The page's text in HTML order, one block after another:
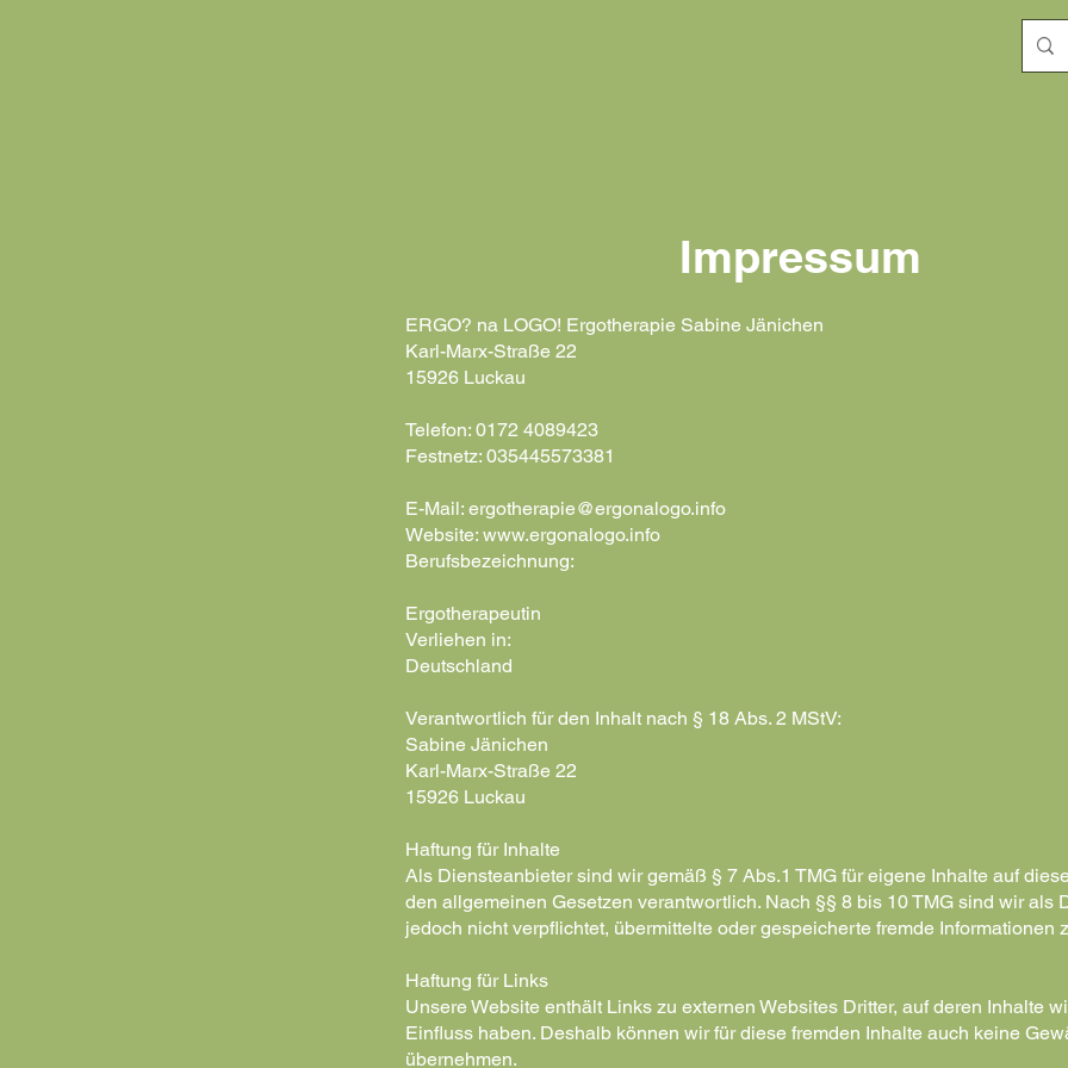
Impressum
ERGO? na LOGO! Ergotherapie Sabine Jänichen
Karl-Marx-Straße 22
15926 Luckau
Telefon: 0172 4089423
Festnetz: 035445573381
E-Mail: ergotherapie@ergonalogo.info
Website: www.ergonalogo.info
Berufsbezeichnung:
Ergotherapeutin
Verliehen in:
Deutschland
Verantwortlich für den Inhalt nach § 18 Abs. 2 MStV:
Sabine Jänichen
Karl-Marx-Straße 22
15926 Luckau
Haftung für Inhalte
Als Diensteanbieter sind wir gemäß § 7 Abs.1 TMG für eigene Inhalte auf
den allgemeinen Gesetzen verantwortlich. Nach §§ 8 bis 10 TMG sind wir als
jedoch nicht verpflichtet, übermittelte oder gespeicherte fremde Informationen
Haftung für Links
Unsere Website enthält Links zu externen Websites Dritter, auf deren Inhalte
Einfluss haben. Deshalb können wir für diese fremden Inhalte auch keine
übernehmen.